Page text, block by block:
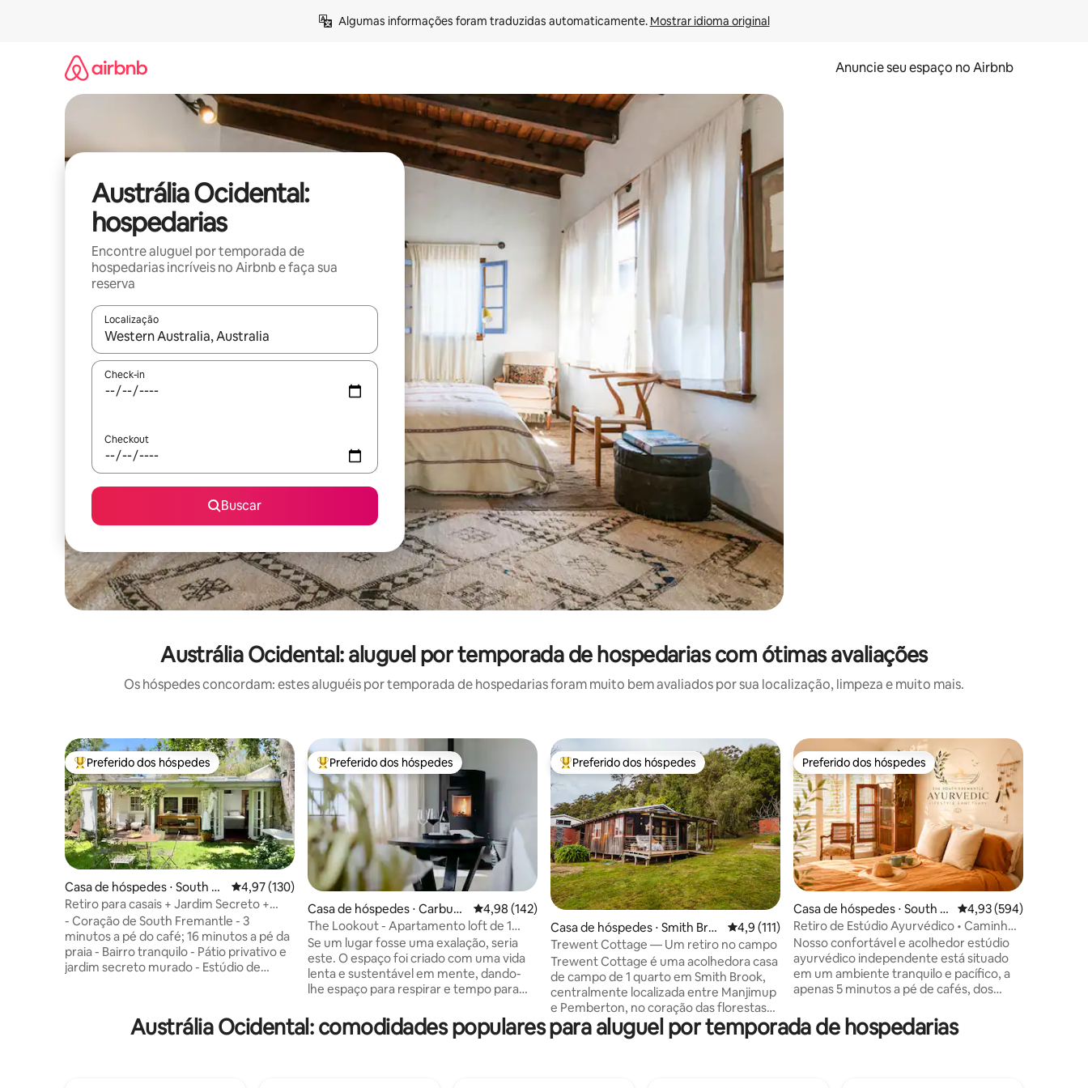
Algumas informações foram traduzidas automaticamente. Mostrar idioma original
Anuncie seu espaço no Airbnb
Austrália Ocidental:
hospedarias
Encontre aluguel por temporada de
hospedarias incríveis no Airbnb e faça sua
reserva
Localização
Quando os resultados estiverem disponíveis, explore-os usando as seta para cima e para baixo do teclado ou tocando e deslizando o dedo na tela.
Check-in
Checkout
Buscar
Austrália Ocidental: aluguel por temporada de hospedarias com ótimas avaliações
Os hóspedes concordam: estes aluguéis por temporada de hospedarias foram muito bem avaliados por sua localização, limpeza e muito mais.
Entre os melhores preferidos dos hóspedes
Preferido dos hóspedes
Casa de hóspedes ⋅ South Fr
emantle
4,97 de uma avaliação média de 5, 130 avaliações
4,97 (130)
Retiro para casais + Jardim Secreto +
Banheira ao ar livre
- Coração de South Fremantle - 3
minutos a pé do café; 16 minutos a pé da
praia - Bairro tranquilo - Pátio privativo e
jardim secreto murado - Estúdio de
combinado com uma estadia
Entre os melhores preferidos dos hóspedes
Preferido dos hóspedes
Casa de hóspedes ⋅ Carbun
up River
4,98 de uma avaliação média de 5, 142 avaliações
4,98 (142)
The Lookout - Apartamento loft de 1
quarto e 1 banheiro
Se um lugar fosse uma exalação, seria
este. O espaço foi criado com uma vida
lenta e sustentável em mente, dando-
lhe espaço para respirar e tempo para
um pátio aberto, com vistas 360° para as
terras agrícolas. Aproveite tudo isso
Entre os melhores preferidos dos hóspedes
Preferido dos hóspedes
Casa de hóspedes ⋅ Smith Bro
ok
4,9 de uma avaliação média de 5, 111 avaliações
4,9 (111)
Trewent Cottage — Um retiro no campo
Trewent Cottage é uma acolhedora casa
de campo de 1 quarto em Smith Brook,
centralmente localizada entre Manjimup
e Pemberton, no coração das florestas
do sul. A casa de campo rústica é o
refúgio perfeito para relaxar e desfrutar
Preferido dos hóspedes
Preferido dos hóspedes
Casa de hóspedes ⋅ South Fr
emantle
4,93 de uma avaliação
4,93 (594)
Retiro de Estúdio Ayurvédico • Caminhe
até a Praia e Cafés
Nosso confortável e acolhedor estúdio
ayurvédico independente está situado
em um ambiente tranquilo e pacífico, a
apenas 5 minutos a pé de cafés, dos
Beach. Descanse 🌿 Restaure-se 🌿
Reconecte-se. Sinta-se em casa. Na
Austrália Ocidental: comodidades populares para aluguel por temporada de hospedarias